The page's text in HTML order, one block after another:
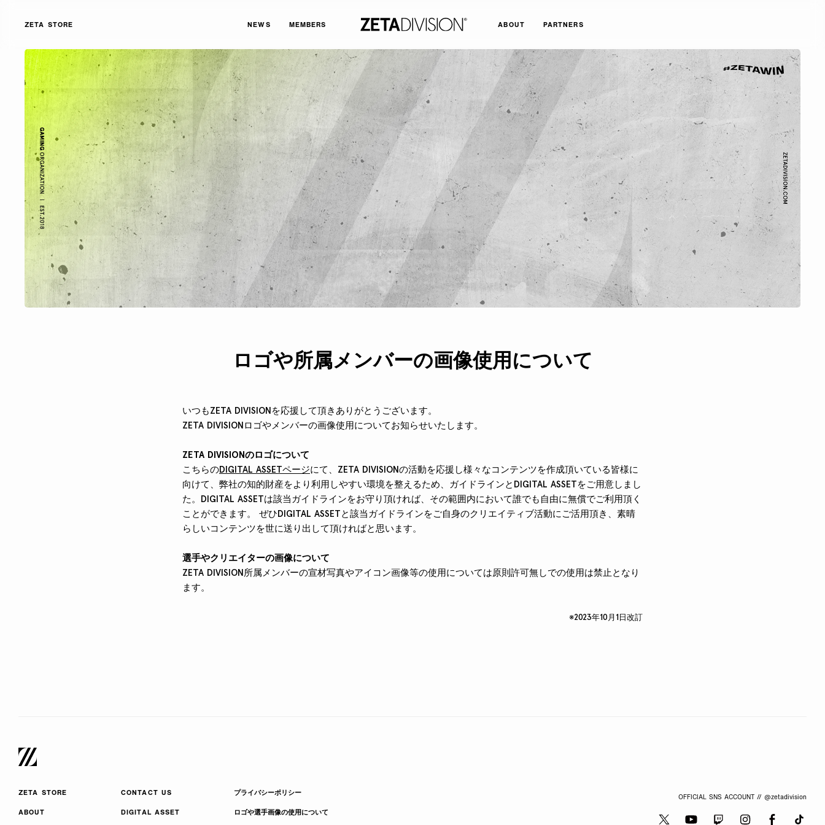
NEWS MEMBERS ABOUT PARTNERS
ZETA STORE
ロゴや所属メンバーの画像使用について
いつもZETA DIVISIONを応援して頂きありがとうございます。
ZETA DIVISIONロゴやメンバーの画像使用についてお知らせいたします。
ZETA DIVISIONのロゴについて
こちらのDIGITAL ASSETページにて、ZETA DIVISIONの活動を応援し様々なコンテンツを作成頂いている皆様に
向けて、弊社の知的財産をより利用しやすい環境を整えるため、ガイドラインとDIGITAL ASSETをご用意しまし
た。DIGITAL ASSETは該当ガイドラインをお守り頂ければ、その範囲内において誰でも自由に無償でご利用頂く
ことができます。 ぜひDIGITAL ASSETと該当ガイドラインをご自身のクリエイティブ活動にご活用頂き、素晴
らしいコンテンツを世に送り出して頂ければと思います。
選手やクリエイターの画像について
ZETA DIVISION所属メンバーの宣材写真やアイコン画像等の使用については原則許可無しでの使用は禁止となり
ます。
※2023年10月1日改訂
ZETA STORE
ABOUT
CONTACT US
DIGITAL ASSET
プライバシーポリシー
ロゴや選手画像の使用について
OFFICIAL SNS ACCOUNT // @zetadivision